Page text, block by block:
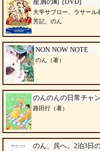
星屑の町 [DVD]
大平サブロー、ラサール
芳記、のん
NON NOW NOTE
のん（著）
のんのんの日常チャ
路田行（著）
のん、呉へ。2泊3日